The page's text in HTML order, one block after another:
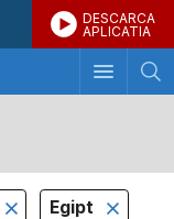
DESCARCA
APLICATIA
Egipt